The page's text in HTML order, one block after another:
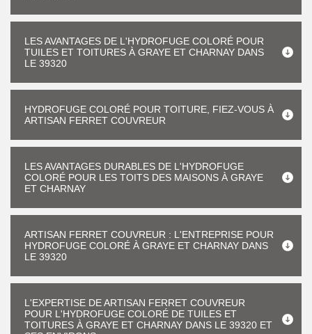
LES AVANTAGES DE L'HYDROFUGE COLORÉ POUR
TUILES ET TOITURES À GRAYE ET CHARNAY DANS
LE 39320
HYDROFUGE COLORÉ POUR TOITURE, FIEZ-VOUS À
ARTISAN FERRET COUVREUR
LES AVANTAGES DURABLES DE L'HYDROFUGE
COLORÉ POUR LES TOITS DES MAISONS À GRAYE
ET CHARNAY
ARTISAN FERRET COUVREUR : L'ENTREPRISE POUR
HYDROFUGE COLORÉ À GRAYE ET CHARNAY DANS
LE 39320
L'EXPERTISE DE ARTISAN FERRET COUVREUR
POUR L'HYDROFUGE COLORÉ DE TUILES ET
TOITURES À GRAYE ET CHARNAY DANS LE 39320 ET